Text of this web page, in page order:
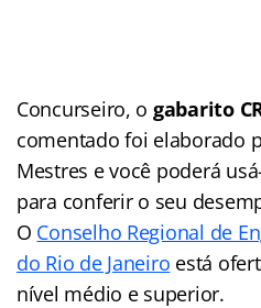
Concurseiro, o gabarito
comentado foi elaborado
Mestres e você poderá
para conferir o seu
O Conselho Regional de
do Rio de Janeiro está
nível médio e superior.